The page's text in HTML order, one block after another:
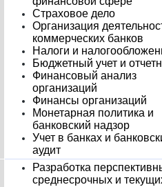
Страховое дело
Организация
коммерческих банков
Налоги и
Бюджетный учет и
Финансовый анализ
организаций
Финансы организаций
Монетарная политика и
банковский надзор
Учет в банках и
аудит
Разработка
среднесрочных и